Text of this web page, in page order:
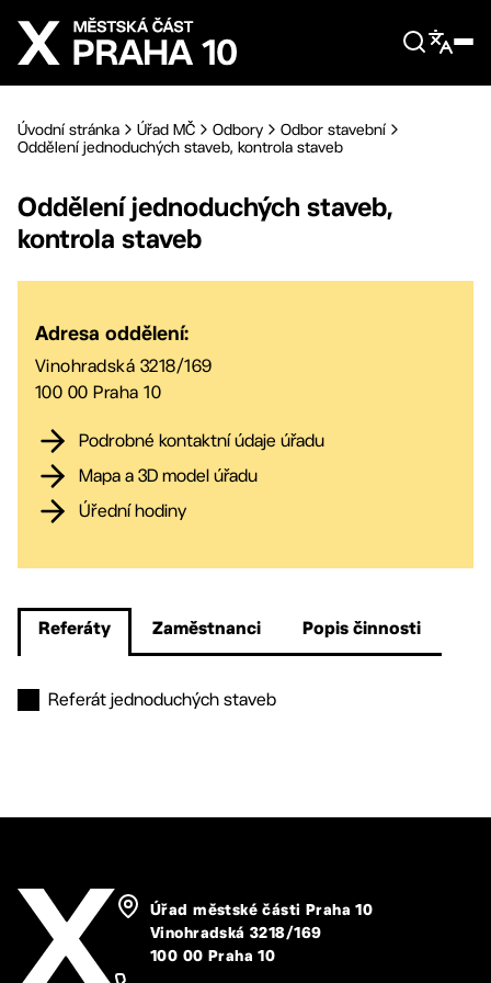
Přejít na hlavní obsah
Úvodní stránka Úřad MČ Odbory
Odbor stavební
Oddělení jednoduchých staveb, kontrola staveb
Oddělení jednoduchých staveb,
kontrola staveb
Adresa oddělení:
Vinohradská 3218/169
100 00 Praha 10
Podrobné kontaktní údaje úřadu
Mapa a 3D model úřadu
Úřední hodiny
Referáty Zaměstnanci Popis činnosti
Referát jednoduchých staveb
Úřad městské části Praha 10
Vinohradská 3218/169
100 00 Praha 10